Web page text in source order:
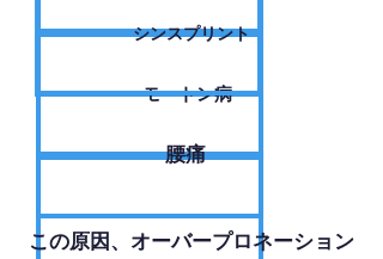
シンスプリント
モートン病
腰痛
​この原因、オーバープロネーション